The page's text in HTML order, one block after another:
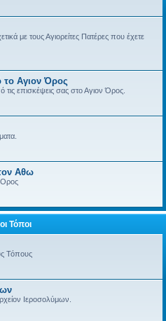
με τους Αγιορείτες Πατέρες που έχετε
το Αγιον Όρος
τις επισκέψεις σας στο Αγιον Όρος.
Αθω
Ορος
Τόποι
Τόπους
Ιεροσολύμων.